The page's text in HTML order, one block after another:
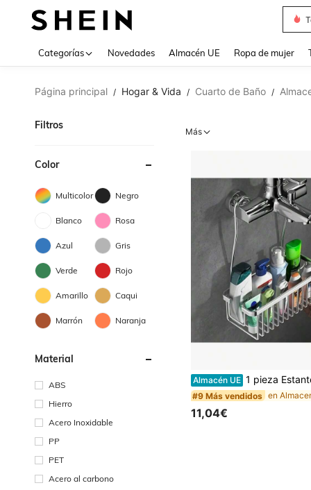
Categorías Novedades Almacén UE Ropa de mujer
Página principal / Hogar & Vida / Cuarto de Baño /
Filtros
Color
Multicolor Negro
Blanco Rosa
Azul Gris
Verde Rojo
Amarillo Caqui
Marrón Naranja
Material
ABS
Hierro
Acero Inoxidable
PP
PET
Acero al carbono
Más
Almacén UE 1 pieza Estantería de acero inoxidable para colgar en la pared del baño - Cesta de ducha ligera, puede sostener champú y artículos
(100+)
#9 Más vendidos
(100+)
#9 Más vendidos
(100+)
#9 Más vendidos
11,04€